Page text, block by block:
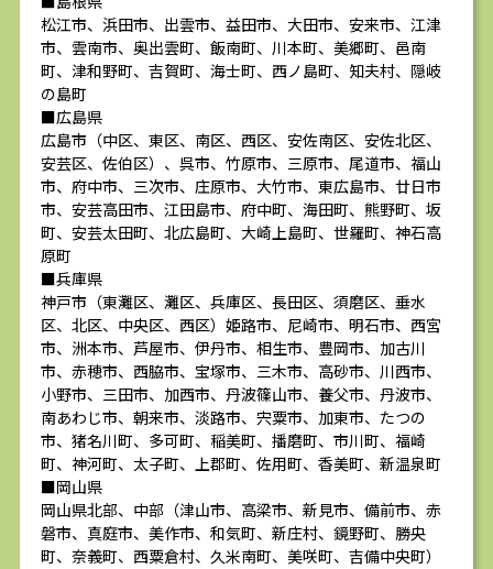
松江市、浜田市、出雲市、益田市、大田市、安来市、江津
市、雲南市、奥出雲町、飯南町、川本町、美郷町、邑南
町、津和野町、吉賀町、海士町、西ノ島町、知夫村、隠岐
の島町
■広島県
広島市（中区、東区、南区、西区、安佐南区、安佐北区、
安芸区、佐伯区）、呉市、竹原市、三原市、尾道市、福山
市、府中市、三次市、庄原市、大竹市、東広島市、廿日市
市、安芸高田市、江田島市、府中町、海田町、熊野町、坂
町、安芸太田町、北広島町、大崎上島町、世羅町、神石高
原町
■兵庫県
神戸市（東灘区、灘区、兵庫区、長田区、須磨区、垂水
区、北区、中央区、西区）姫路市、尼崎市、明石市、西宮
市、洲本市、芦屋市、伊丹市、相生市、豊岡市、加古川
市、赤穂市、西脇市、宝塚市、三木市、高砂市、川西市、
小野市、三田市、加西市、丹波篠山市、養父市、丹波市、
南あわじ市、朝来市、淡路市、宍粟市、加東市、たつの
市、猪名川町、多可町、稲美町、播磨町、市川町、福崎
町、神河町、太子町、上郡町、佐用町、香美町、新温泉町
■岡山県
岡山県北部、中部（津山市、高梁市、新見市、備前市、赤
磐市、真庭市、美作市、和気町、新庄村、鏡野町、勝央
町、奈義町、西粟倉村、久米南町、美咲町、吉備中央町）